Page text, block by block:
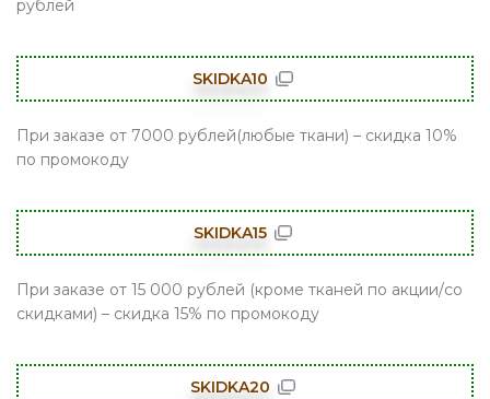
рублей
SKIDKA10
При заказе от 7000 рублей(любые ткани) – скидка 10%
по промокоду
SKIDKA15
При заказе от 15 000 рублей (кроме тканей по акции/со
скидками) – скидка 15% по промокоду
SKIDKA20